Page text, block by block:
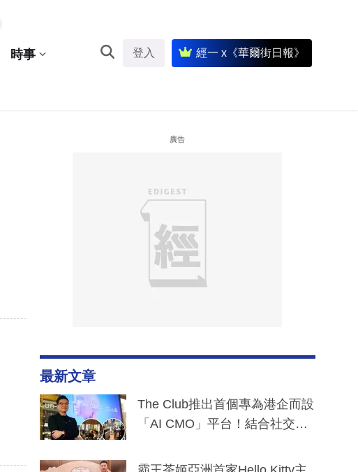
時事 登入 經一 x《華爾街日報》
廣告
最新文章
The Club推出首個專為港企而設
「AI CMO」平台！結合社交聆
分鐘生成「貼地」宣傳短片